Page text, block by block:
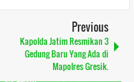
Previous
Kapolda Jatim Resmikan 3
Gedung Baru Yang Ada di
Mapolres Gresik.